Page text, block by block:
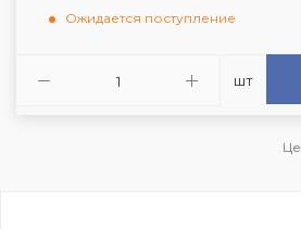
Ожидается поступление
шт